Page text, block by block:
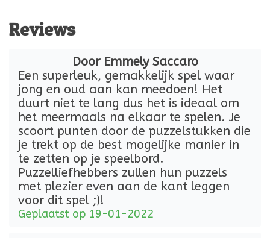
Reviews
Door Emmely Saccaro
Een superleuk, gemakkelijk spel waar
jong en oud aan kan meedoen! Het
duurt niet te lang dus het is ideaal om
het meermaals na elkaar te spelen. Je
scoort punten door de puzzelstukken die
je trekt op de best mogelijke manier in
te zetten op je speelbord.
Puzzelliefhebbers zullen hun puzzels
met plezier even aan de kant leggen
voor dit spel ;)!
Geplaatst op 19-01-2022